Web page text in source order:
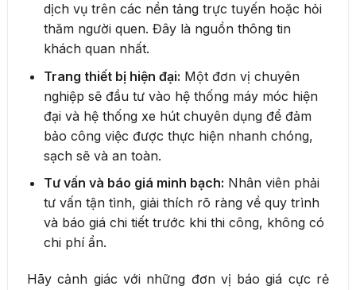
dịch vụ trên các nền tảng trực tuyến hoặc hỏi
thăm người quen. Đây là nguồn thông tin
khách quan nhất.
Trang thiết bị hiện đại: Một đơn vị chuyên
nghiệp sẽ đầu tư vào hệ thống máy móc hiện
đại và hệ thống xe hút chuyên dụng để đảm
bảo công việc được thực hiện nhanh chóng,
sạch sẽ và an toàn.
Tư vấn và báo giá minh bạch: Nhân viên phải
tư vấn tận tình, giải thích rõ ràng về quy trình
và báo giá chi tiết trước khi thi công, không có
chi phí ẩn.
Hãy cảnh giác với những đơn vị báo giá cực rẻ